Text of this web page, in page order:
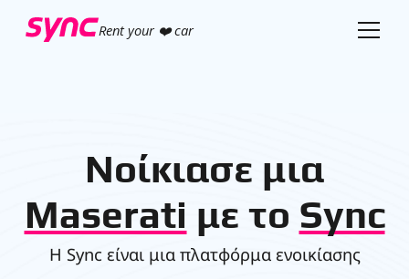
Rent your ❤️ car
Νοίκιασε μια
Maserati με το Sync
Η Sync είναι μια πλατφόρμα ενοικίασης